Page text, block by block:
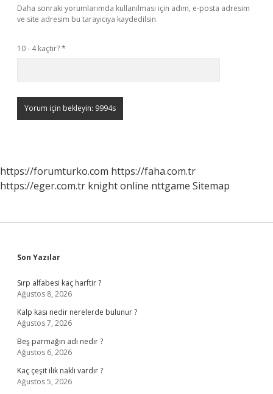
Daha sonraki yorumlarımda kullanılması için adım, e-posta adresim
ve site adresim bu tarayıcıya kaydedilsin.
10 - 4 kaçtır?*
https://forumturko.com https://faha.com.tr
https://eger.com.tr knight online nttgame Sitemap
Sidebar
Son Yazılar
Sırp alfabesi kaç harftir ?
Ağustos 8, 2026
Kalp kası nedir nerelerde bulunur ?
Ağustos 7, 2026
Beş parmağın adı nedir ?
Ağustos 6, 2026
Kaç çeşit ilik nakli vardır ?
Ağustos 5, 2026